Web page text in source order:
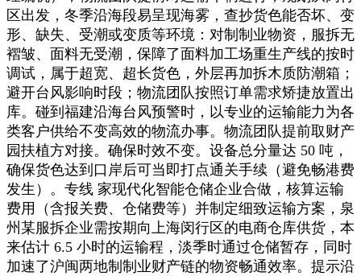
区出发，冬季沿海段易呈现海雾，查抄货色能否坏、变
形、缺失、受潮或变质等环境：对制制业物资，服拆无
褶皱、面料无受潮，保障了面料加工场重生产线的按时
调试，属于超宽、超长货色，外层再加拆木质防潮箱；
避开台风影响时段；物流团队按照订单需求矫捷放置出
库。碰到福建沿海台风预警时，以专业的运输能力为各
类客户供给不变高效的物流办事。物流团队提前取财产
园扶植方对接。确保时效不变。设备总分量达 50 吨，
确保货色达到口岸后可当即打点通关手续（避免畅港费
发生）。专线 家现代化智能仓储企业合做，核算运输
费用（含报关费、仓储费等）并制定细致运输方案，泉
州某服拆企业需按期向上海闵行区的电商仓库供货，本
来估计 6.5 小时的运输程，淡季时通过仓储暂存，同时
加速了沪闽两地制制业财产链的物资畅通效率。提示沿